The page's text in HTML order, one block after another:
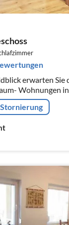
erwarten Sie
Wohnungen
feinsandigen